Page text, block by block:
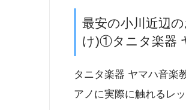
最安の小川近辺
け)①タニタ楽器
タニタ楽器 ヤマハ音楽
アノに実際に触れるレ